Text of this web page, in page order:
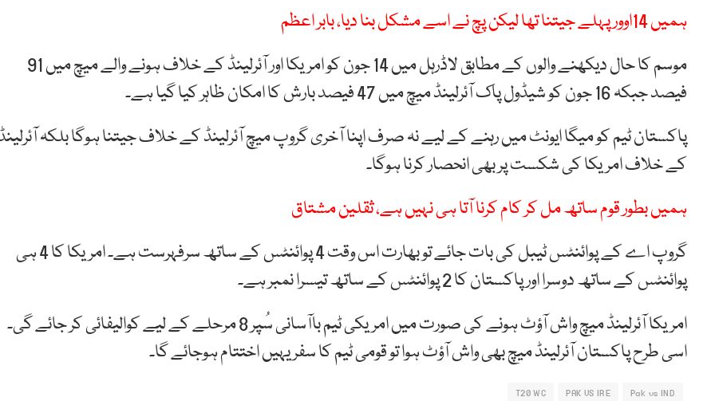
ہمیں 14اوور پہلے جیتنا تھا لیکن پچ نے اسے مشکل بنا دیا، بابر اعظم
موسم کا حال دیکھنے والوں کے مطابق لاڈرہل میں 14 جون کو امریکا اور آئرلینڈ کے خلاف ہونے والے میچ میں 91
فیصد جبکہ 16 جون کو شیڈول پاک آئرلینڈ میچ میں 47 فیصد بارش کا امکان ظاہر کیا گیا ہے۔
پاکستان ٹیم کو میگا ایونٹ میں رہنے کے لیے نہ صرف اپنا آخری گروپ میچ آئرلینڈ کے خلاف جیتنا ہوگا بلکہ
کے خلاف امریکا کی شکست پر بھی انحصار کرنا ہوگا۔
ہمیں بطور قوم ساتھ مل کر کام کرنا آتا ہی نہیں ہے، ثقلین مشتاق
گروپ اے کے پوائنٹس ٹیبل کی بات جائے تو بھارت اس وقت 4 پوائنٹس کے ساتھ سرفہرست ہے۔ امریکا کا 4 ہی
پوائنٹس کے ساتھ دوسرا اور پاکستان کا 2 پوائنٹس کے ساتھ تیسرا نمبر ہے۔
امریکا آئرلینڈ میچ واش آؤٹ ہونے کی صورت میں امریکی ٹیم باآسانی سُپر 8 مرحلے کے لیے کوالیفائی کر جائے گی۔
اسی طرح پاکستان آئرلینڈ میچ بھی واش آؤٹ ہوا تو قومی ٹیم کا سفر یہیں اختتام ہوجائے گا۔
Pak vs IND
PAK VS IRE
T20 WC